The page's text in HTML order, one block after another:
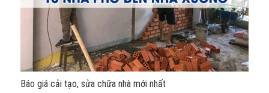
Báo giá cải tạo, sửa chữa nhà mới nhất